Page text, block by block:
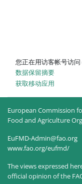
您正在用访客帐号访问
‎数据保留摘要‎
获取移动应用
European Commission
Food and Agriculture
EuFMD-Admin@fao.org
www.fao.org/eufmd/
The views expressed
official opinion of the